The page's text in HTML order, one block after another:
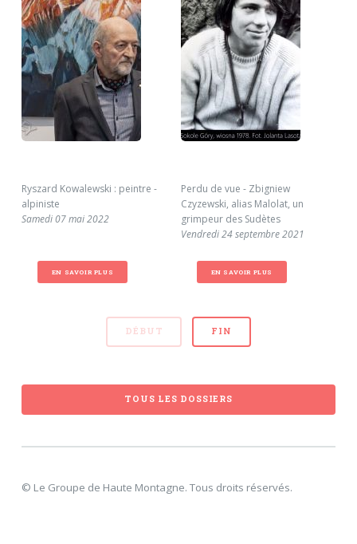
Ryszard Kowalewski : peintre -
alpiniste
Samedi 07 mai 2022
EN SAVOIR PLUS
Perdu de vue - Zbigniew
Czyzewski, alias Malolat, un
grimpeur des Sudètes
Vendredi 24 septembre 2021
EN SAVOIR PLUS
DÉBUT FIN
TOUS LES DOSSIERS
© Le Groupe de Haute Montagne. Tous droits réservés.